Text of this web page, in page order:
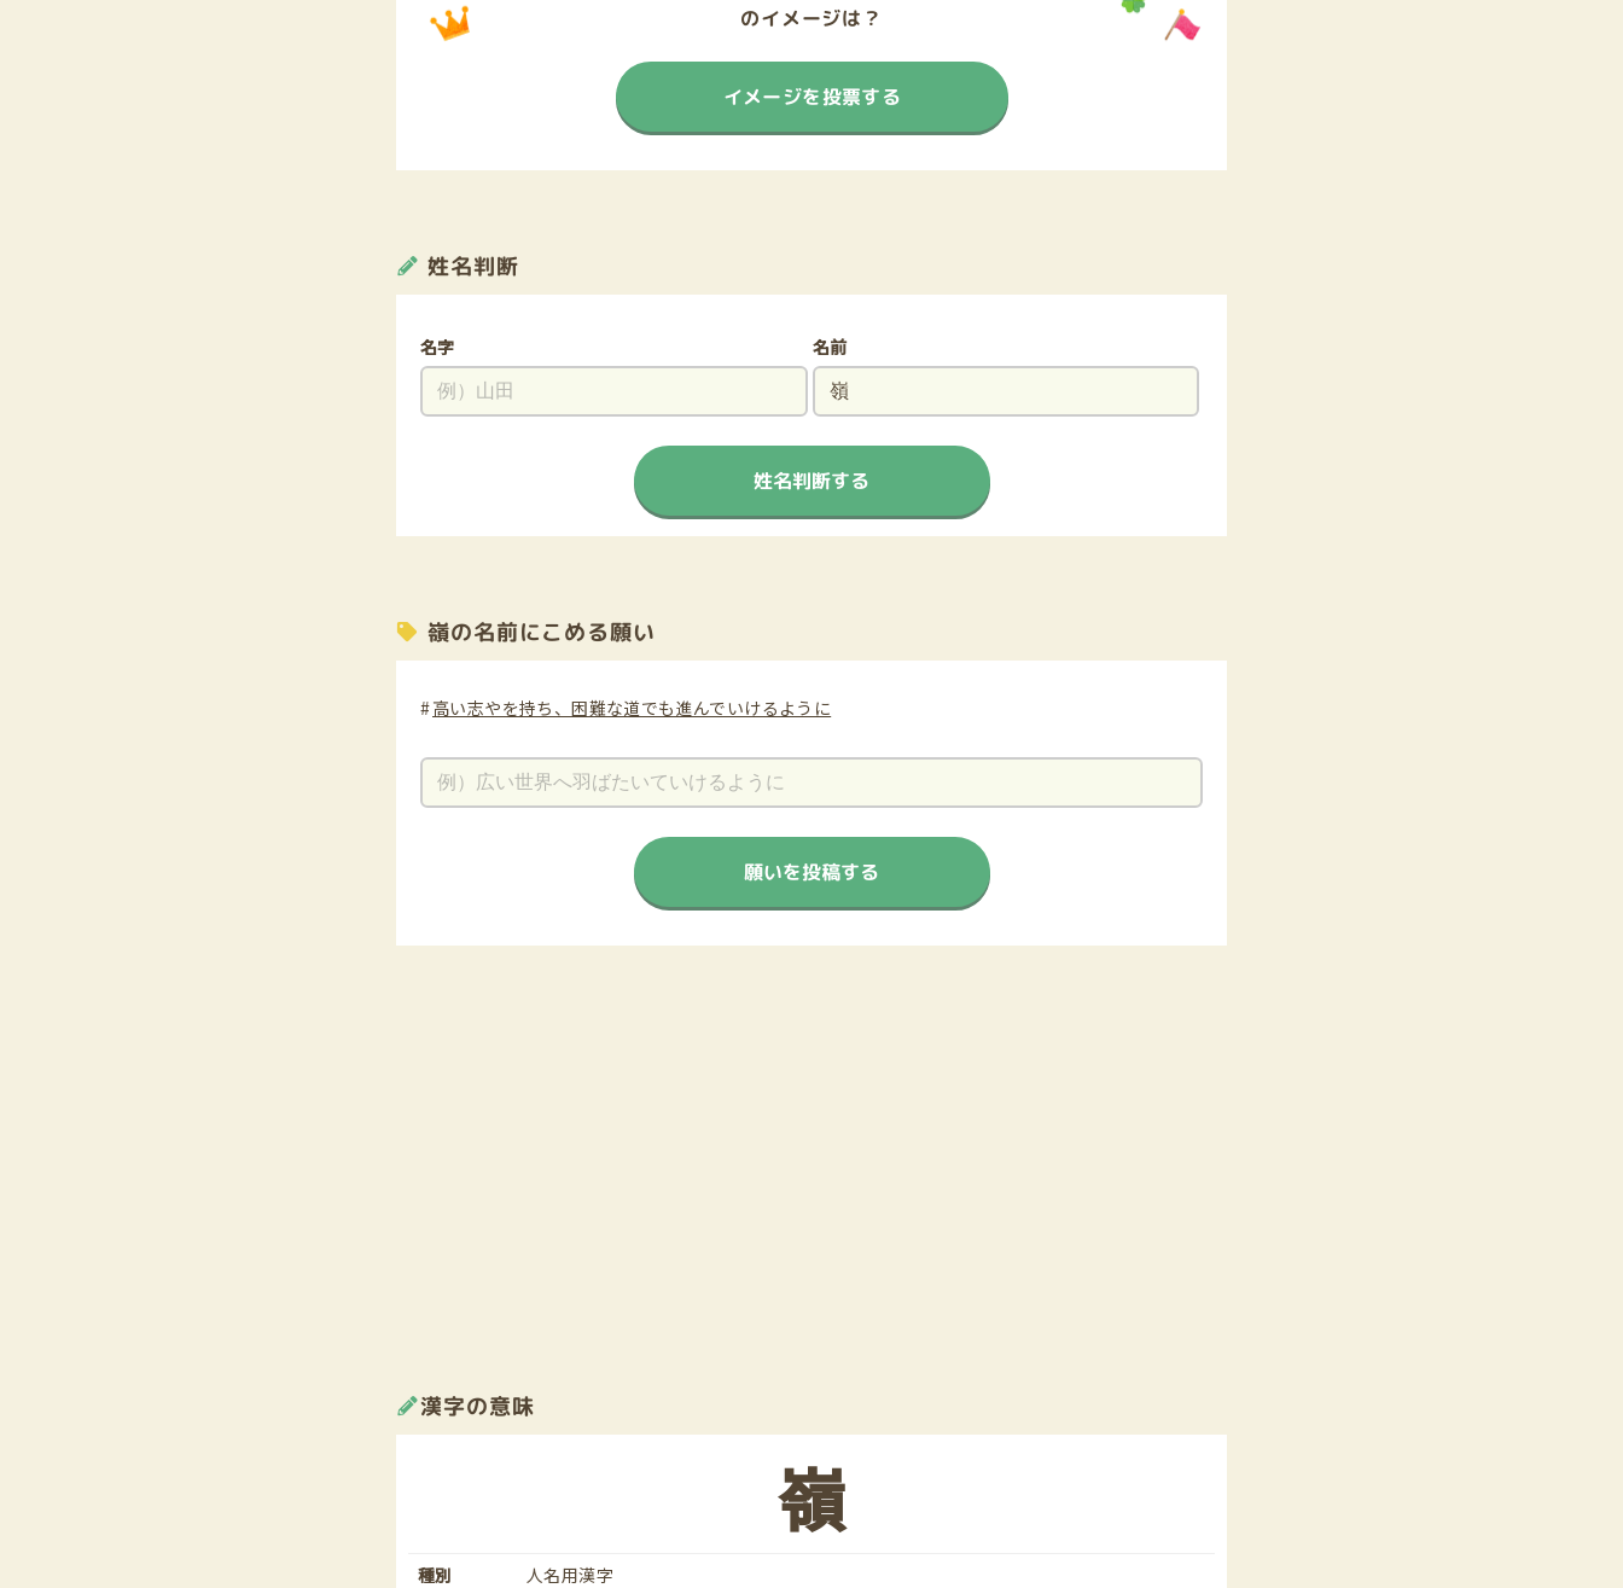
のイメージは？
イメージを投票する
姓名判断
名字 名前
姓名判断する
嶺の名前にこめる願い
高い志やを持ち、困難な道でも進んでいけるように
願いを投稿する
漢字の意味
嶺
種別
人名用漢字